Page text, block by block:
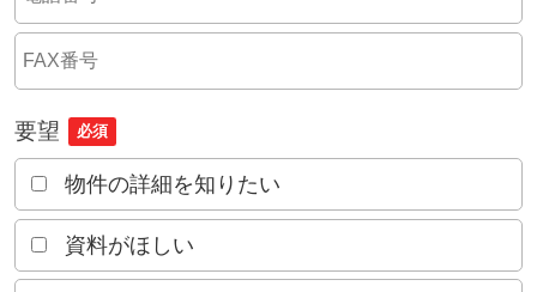
要望 必須
物件の詳細を知りたい
資料がほしい